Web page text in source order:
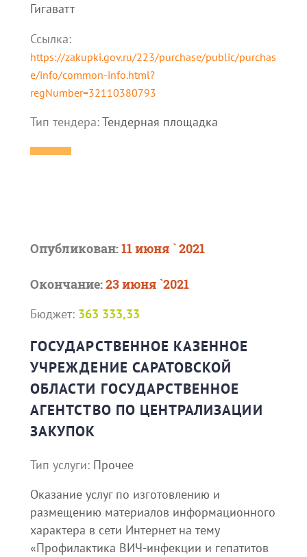
Гигаватт
Ссылка:
https://zakupki.gov.ru/223/purchase/public/purchas
e/info/common-info.html?
regNumber=32110380793
Тип тендера:Тендерная площадка
Опубликован:11 июня ` 2021
Окончание:23 июня `2021
Бюджет: 363 333,33
ГОСУДАРСТВЕННОЕ КАЗЕННОЕ
УЧРЕЖДЕНИЕ САРАТОВСКОЙ
ОБЛАСТИ ГОСУДАРСТВЕННОЕ
АГЕНТСТВО ПО ЦЕНТРАЛИЗАЦИИ
ЗАКУПОК
Тип услуги: Прочее
Оказание услуг по изготовлению и
размещению материалов информационного
характера в сети Интернет на тему
«Профилактика ВИЧ-инфекции и гепатитов